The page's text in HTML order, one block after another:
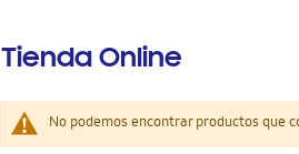
Tienda Online
No podemos encontrar productos que